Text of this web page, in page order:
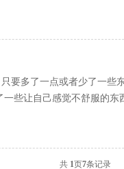
要多了一点或者少了一些
些让自己感觉不舒服的东
共 1页7条记录